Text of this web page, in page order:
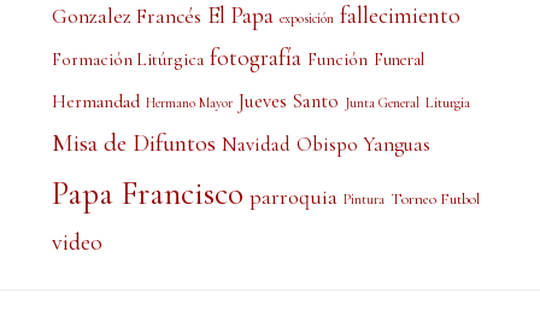
Gonzalez Francés El Papa exposición fallecimiento
Formación Litúrgica fotografía Función Funeral
Hermandad Hermano Mayor Jueves Santo Junta General Liturgia
Misa de Difuntos Navidad Obispo Yanguas
Papa Francisco parroquia Pintura Torneo Futbol
video